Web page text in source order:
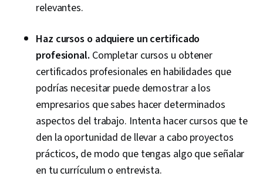
relevantes.
Haz cursos o adquiere un certificado
profesional. Completar cursos u obtener
certificados profesionales en habilidades que
podrías necesitar puede demostrar a los
empresarios que sabes hacer determinados
aspectos del trabajo. Intenta hacer cursos que te
den la oportunidad de llevar a cabo proyectos
prácticos, de modo que tengas algo que señalar
en tu currículum o entrevista.